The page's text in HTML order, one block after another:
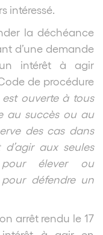
intéressé.
la déchéance
d’une demande
intérêt à agir
de procédure
est ouverte à tous
au succès ou au
des cas dans
aux seules
pour élever ou
défendre un
arrêt rendu le 17